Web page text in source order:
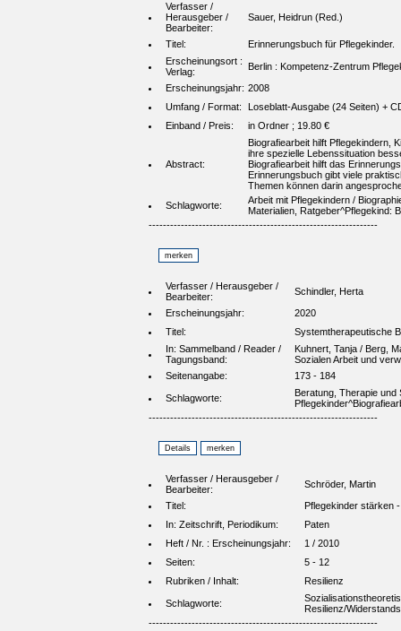
Verfasser /
Herausgeber /
Bearbeiter:
Sauer, Heidrun (Red.)
Titel:
Erinnerungsbuch für Pflegekinder.
Erscheinungsort :
Verlag:
Berlin : Kompetenz-Zentrum
Erscheinungsjahr: 2008
Umfang / Format:
Loseblatt-Ausgabe (24 Seiten) +
Einband / Preis:
in Ordner ; 19.80 €
Abstract:
Biografiearbeit hilft Pflegekindern,
ihre spezielle Lebenssituation
Biografiearbeit hilft das
Erinnerungsbuch gibt viele
Themen können darin
Schlagworte:
Arbeit mit Pflegekindern /
Materialien, Ratgeber^Pflegekind:
----------------------------------------------------------------
Verfasser / Herausgeber /
Bearbeiter:
Schindler, Herta
Erscheinungsjahr:
2020
Titel:
Systemtherapeutische
In: Sammelband / Reader /
Tagungsband:
Kuhnert, Tanja / Berg,
Sozialen Arbeit und
Seitenangabe:
173 - 184
Schlagworte:
Beratung, Therapie
----------------------------------------------------------------
Verfasser / Herausgeber /
Bearbeiter:
Schröder, Martin
Titel:
Pflegekinder stärken
In: Zeitschrift, Periodikum:
Paten
Heft / Nr. : Erscheinungsjahr:
1 / 2010
Seiten:
5 - 12
Rubriken / Inhalt:
Resilienz
Schlagworte:
Resilienz/
----------------------------------------------------------------